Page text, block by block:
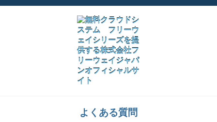
よくある質問